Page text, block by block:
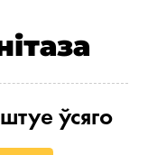
ўсяго